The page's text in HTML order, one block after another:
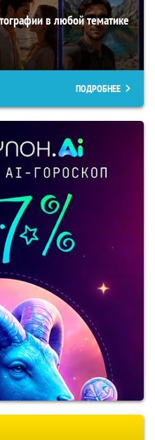
в любой тематике
ПОДРОБНЕЕ